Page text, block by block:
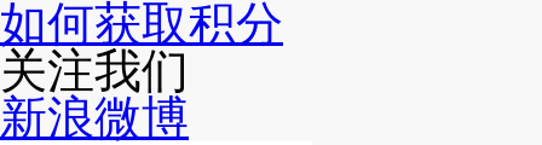
如何获取积分
关注我们
新浪微博